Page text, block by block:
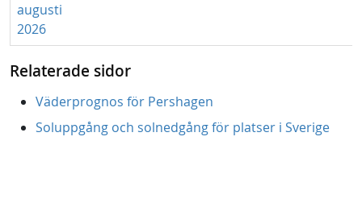
augusti
2026
Relaterade sidor
Väderprognos för Pershagen
Soluppgång och solnedgång för platser i Sverige